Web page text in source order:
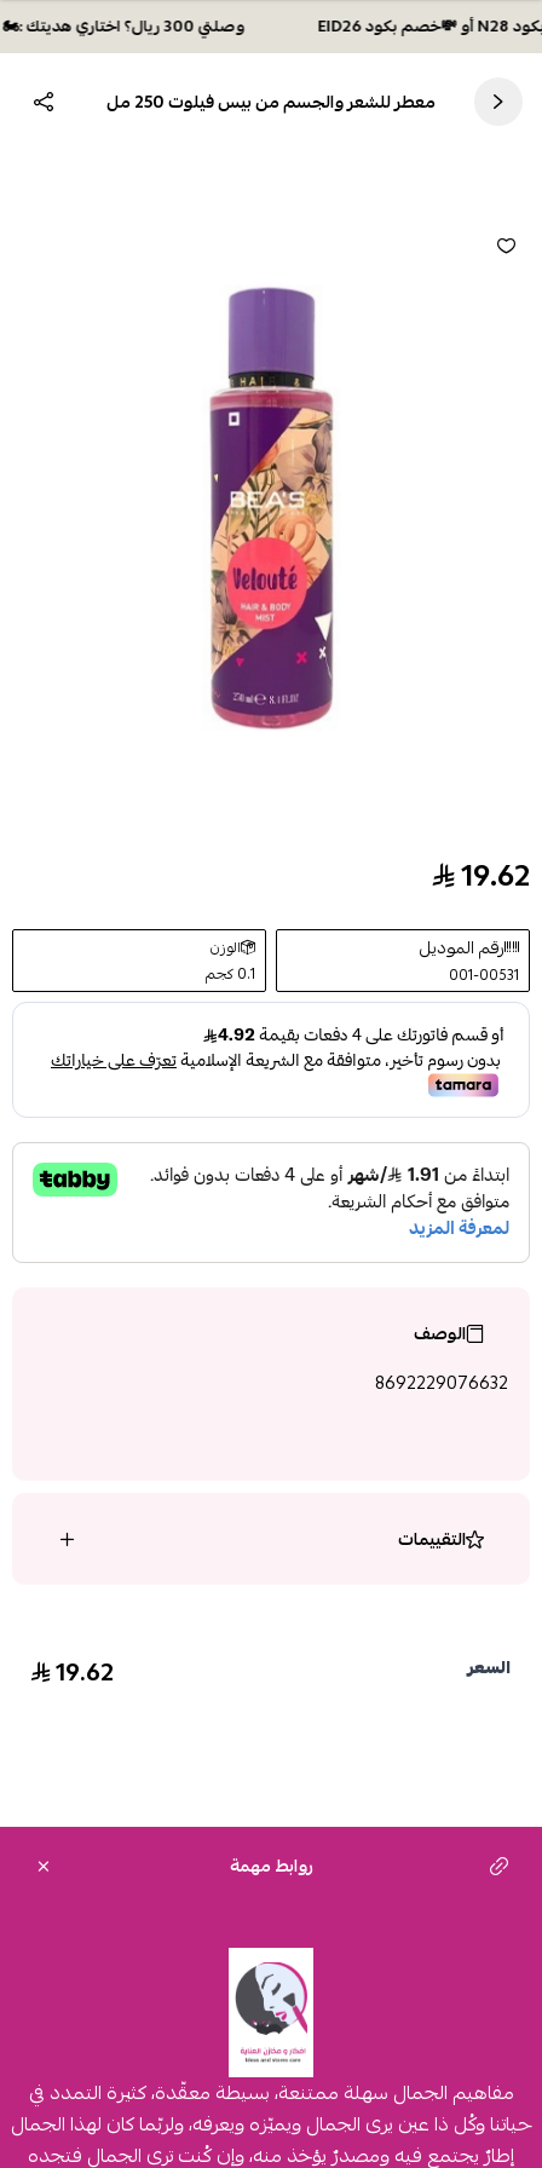
وصلتي 300 ريال؟ اختاري هديتك :🏍 شحن مجاني بكود N28 أو 💸خصم بكود EID26
معطر للشعر والجسم من بيس فيلوت 250 مل
معطر للشعر والجسم من بيس فيلوت 250 مل
19.62
رقم الموديل
001-00531
الوزن
0.1 كجم
الوصف
8692229076632
التقييمات
السعر 19.62
روابط مهمة
مفاهيم الجمال سهلة ممتنعة، بسيطة معقّدة، كثيرة التمدد في
حياتنا وكُل ذا عين يرى الجمال ويميّزه ويعرفه، ولربّما كان لهذا الجمال
إطارٌ يجتمع فيه ومصدرٌ يؤخذ منه، وإن كُنت ترى الجمال فتجده